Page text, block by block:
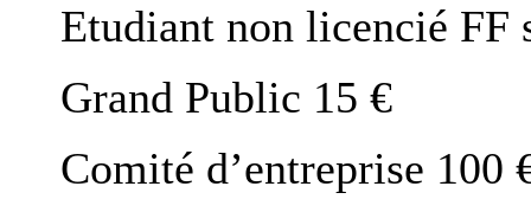
Etudiant non licencié FF
Grand Public 15 €
Comité d’entreprise 100